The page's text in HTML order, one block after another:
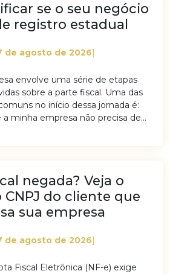
se o seu negócio
registro estadual
de agosto de 2026]
envolve uma série de etapas
sobre a parte fiscal. Uma das
no início dessa jornada é:
minha empresa não precisa de...
negada? Veja o
do cliente que
sua empresa
de agosto de 2026]
Fiscal Eletrônica (NF-e) exige